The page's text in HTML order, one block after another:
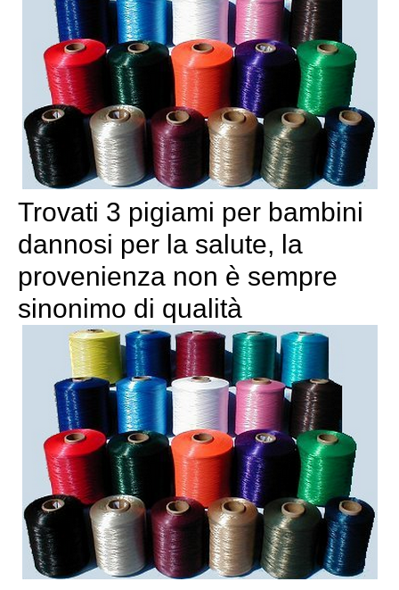
Trovati 3 pigiami per bambini
dannosi per la salute, la
provenienza non è sempre
sinonimo di qualità